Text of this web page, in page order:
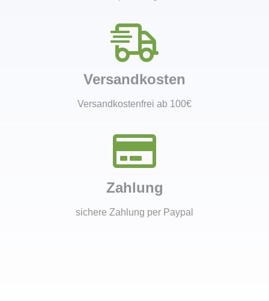
Versandkosten
Versandkostenfrei ab 100€
Zahlung
sichere Zahlung per Paypal